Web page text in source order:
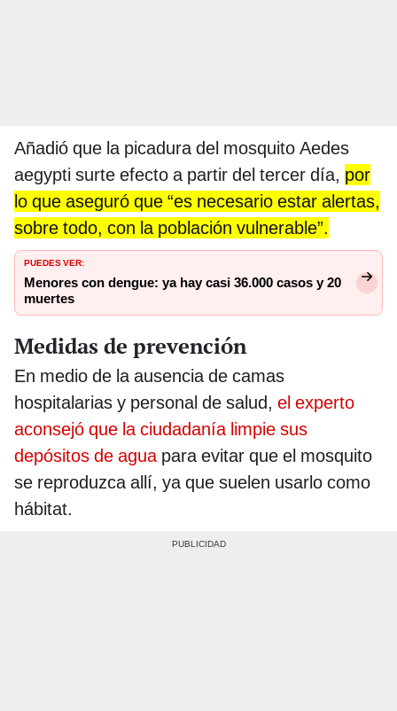
Añadió que la picadura del mosquito Aedes
aegypti surte efecto a partir del tercer día, por
lo que aseguró que “es necesario estar alertas,
sobre todo, con la población vulnerable”.
PUEDES VER:
Menores con dengue: ya hay casi 36.000 casos y 20
muertes
Medidas de prevención
En medio de la ausencia de camas
hospitalarias y personal de salud, el experto
aconsejó que la ciudadanía limpie sus
depósitos de aguapara evitar que el mosquito
se reproduzca allí, ya que suelen usarlo como
hábitat.